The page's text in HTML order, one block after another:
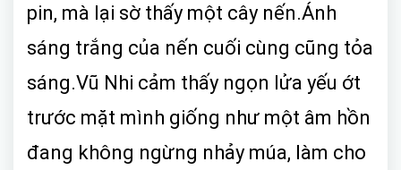
pin, mà lại sờ thấy một cây nến.Ánh
sáng trắng của nến cuối cùng cũng tỏa
sáng.Vũ Nhi cảm thấy ngọn lửa yếu ớt
trước mặt mình giống như một âm hồn
đang không ngừng nhảy múa, làm cho